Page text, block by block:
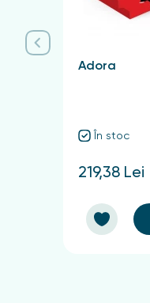
Adora
În stoc
219,38 Lei